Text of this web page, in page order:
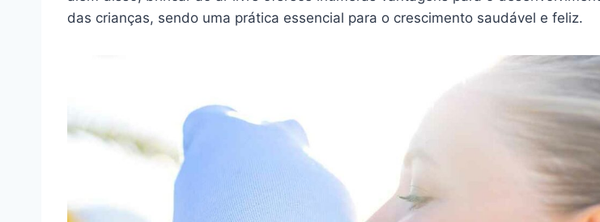
das crianças, sendo uma prática essencial para o crescimento saudável e feliz.